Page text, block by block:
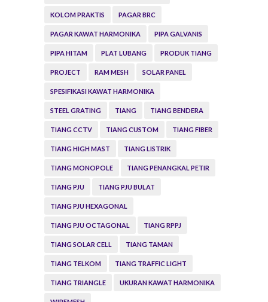
KOLOM PRAKTIS PAGAR BRC
PAGAR KAWAT HARMONIKA PIPA GALVANIS
PIPA HITAM PLAT LUBANG PRODUK TIANG
PROJECT RAM MESH SOLAR PANEL
SPESIFIKASI KAWAT HARMONIKA
STEEL GRATING TIANG TIANG BENDERA
TIANG CCTV TIANG CUSTOM TIANG FIBER
TIANG HIGH MAST TIANG LISTRIK
TIANG MONOPOLE TIANG PENANGKAL PETIR
TIANG PJU TIANG PJU BULAT
TIANG PJU HEXAGONAL
TIANG PJU OCTAGONAL TIANG RPPJ
TIANG SOLAR CELL TIANG TAMAN
TIANG TELKOM TIANG TRAFFIC LIGHT
TIANG TRIANGLE UKURAN KAWAT HARMONIKA